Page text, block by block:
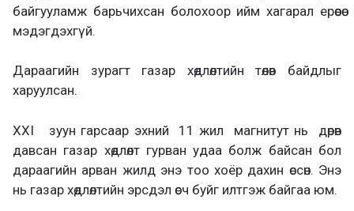
байгууламж барьчихсан болохоор ийм хагарал ерөөсөө
мэдэгдэхгүй.
Дараагийн зурагт газар хөдлөлтийн төлөв байдлыг
харуулсан.
XXI зуун гарсаар эхний 11 жил магнитут нь дөрөв
давсан газар хөдлөлт гурван удаа болж байсан бол
дараагийн арван жилд энэ тоо хоёр дахин өссөн. Энэ
нь газар хөдлөлтийн эрсдэл өсч буйг илтгэж байгаа юм.